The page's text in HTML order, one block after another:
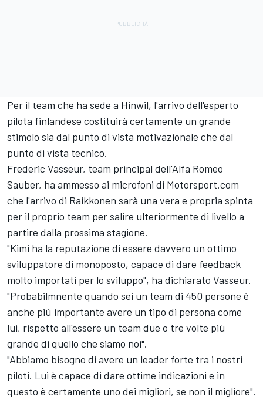
Per il team che ha sede a Hinwil, l'arrivo dell'esperto
pilota finlandese costituirà certamente un grande
stimolo sia dal punto di vista motivazionale che dal
punto di vista tecnico.
Frederic Vasseur, team principal dell'Alfa Romeo
Sauber, ha ammesso ai microfoni di Motorsport.com
che l'arrivo di Raikkonen sarà una vera e propria spinta
per il proprio team per salire ulteriormente di livello a
partire dalla prossima stagione.
"Kimi ha la reputazione di essere davvero un ottimo
sviluppatore di monoposto, capace di dare feedback
molto importati per lo sviluppo", ha dichiarato Vasseur.
"Probabilmnente quando sei un team di 450 persone è
anche più importante avere un tipo di persona come
lui, rispetto all'essere un team due o tre volte più
grande di quello che siamo noi".
"Abbiamo bisogno di avere un leader forte tra i nostri
piloti. Lui è capace di dare ottime indicazioni e in
questo è certamente uno dei migliori, se non il migliore".